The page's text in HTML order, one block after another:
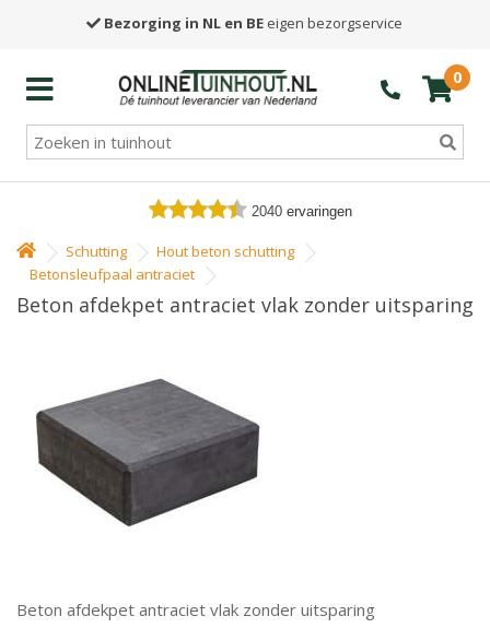
Bezorging in NL en BE eigen bezorgservice
0
2040 ervaringen
Schutting
Hout beton schutting
Betonsleufpaal antraciet
Beton afdekpet antraciet vlak zonder uitsparing
Beton afdekpet antraciet vlak zonder uitsparing